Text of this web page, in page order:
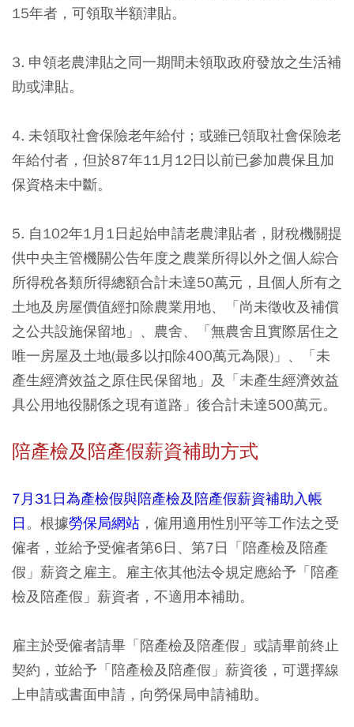
15年者，可領取半額津貼。
3. 申領老農津貼之同一期間未領取政府發放之生活補
助或津貼。
4. 未領取社會保險老年給付；或雖已領取社會保險老
年給付者，但於87年11月12日以前已參加農保且加
保資格未中斷。
5. 自102年1月1日起始申請老農津貼者，財稅機關提
供中央主管機關公告年度之農業所得以外之個人綜合
所得稅各類所得總額合計未達50萬元，且個人所有之
土地及房屋價值經扣除農業用地、「尚未徵收及補償
之公共設施保留地」、農舍、「無農舍且實際居住之
唯一房屋及土地(最多以扣除400萬元為限)」、「未
產生經濟效益之原住民保留地」及「未產生經濟效益
具公用地役關係之現有道路」後合計未達500萬元。
陪產檢及陪產假薪資補助方式
7月31日為產檢假與陪產檢及陪產假薪資補助入帳
日。根據勞保局網站 ，僱用適用性別平等工作法之受
僱者，並給予受僱者第6日、第7日「陪產檢及陪產
假」薪資之雇主。雇主依其他法令規定應給予「陪產
檢及陪產假」薪資者，不適用本補助。
雇主於受僱者請畢「陪產檢及陪產假」或請畢前終止
契約，並給予「陪產檢及陪產假」薪資後，可選擇線
上申請或書面申請，向勞保局申請補助。